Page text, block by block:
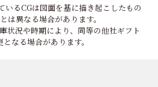
るCGは図面を基に描き起こしたもの
は異なる場合があります。
状況や時期により、同等の他社ギフト
なる場合があります。